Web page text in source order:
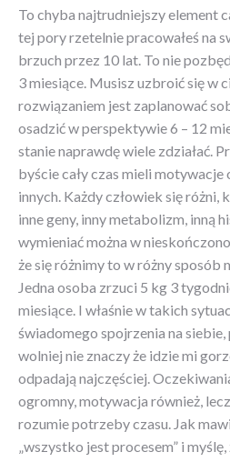
To chyba najtrudniejszy element
tej pory rzetelnie pracowałeś na
brzuch przez 10 lat. To nie
3 miesiące. Musisz uzbroić się w
rozwiązaniem jest zaplanować
osadzić w perspektywie 6 – 12
stanie naprawdę wiele zdziałać.
byście cały czas mieli motywacje
innych. Każdy człowiek się różni,
inne geny, inny metabolizm, inną
wymieniać można w
że się różnimy to w różny sposób
Jedna osoba zrzuci 5 kg 3
miesiące. I właśnie w takich
świadomego spojrzenia na
wolniej nie znaczy że idzie mi
odpadają najczęściej.
ogromny, motywacja również,
rozumie potrzeby czasu. Jak
„wszystko jest procesem” i